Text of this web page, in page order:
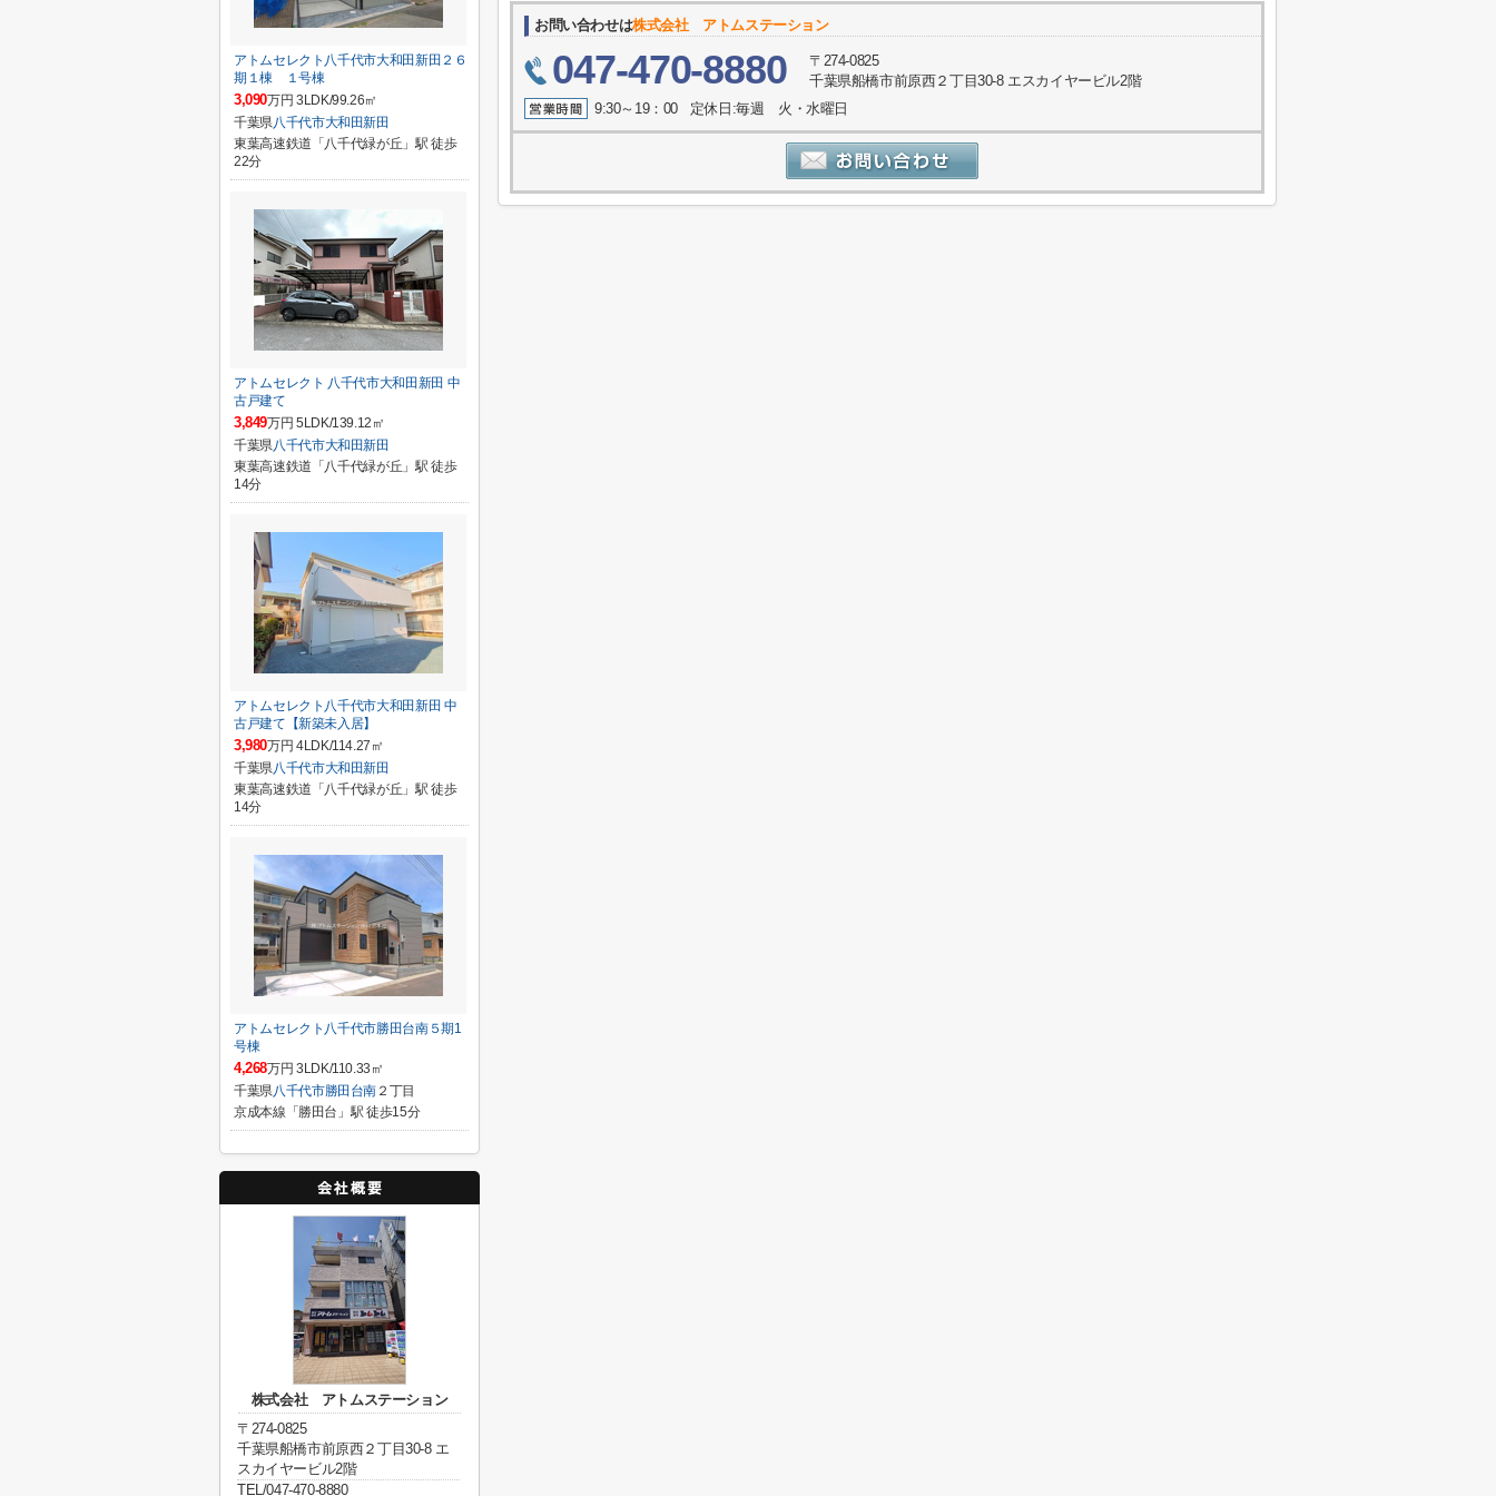
お問い合わせは株式会社 アトムステーション
047-470-8880
〒274-0825
千葉県船橋市前原西２丁目30-8 エスカイヤービル2階
9:30～19：00 定休日:毎週 火・水曜日
アトムセレクト八千代市大和田新田２６
期１棟 １号棟
3,090万円 3LDK/99.26㎡
千葉県八千代市大和田新田
東葉高速鉄道「八千代緑が丘」駅 徒歩
22分
アトムセレクト 八千代市大和田新田 中
古戸建て
3,849万円 5LDK/139.12㎡
千葉県八千代市大和田新田
東葉高速鉄道「八千代緑が丘」駅 徒歩
14分
アトムセレクト八千代市大和田新田 中
古戸建て【新築未入居】
3,980万円 4LDK/114.27㎡
千葉県八千代市大和田新田
東葉高速鉄道「八千代緑が丘」駅 徒歩
14分
アトムセレクト八千代市勝田台南５期1
号棟
4,268万円 3LDK/110.33㎡
千葉県八千代市勝田台南 ２丁目
京成本線「勝田台」駅 徒歩15分
株式会社 アトムステーション
〒274-0825
千葉県船橋市前原西２丁目30-8 エ
スカイヤービル2階
TEL/047-470-8880